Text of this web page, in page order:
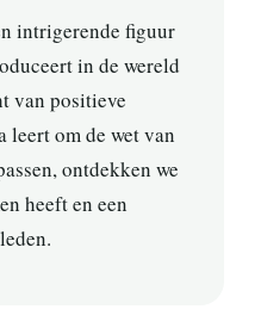
intrigerende figuur
in de wereld
van positieve
leert om de wet van
ontdekken we
heeft en een